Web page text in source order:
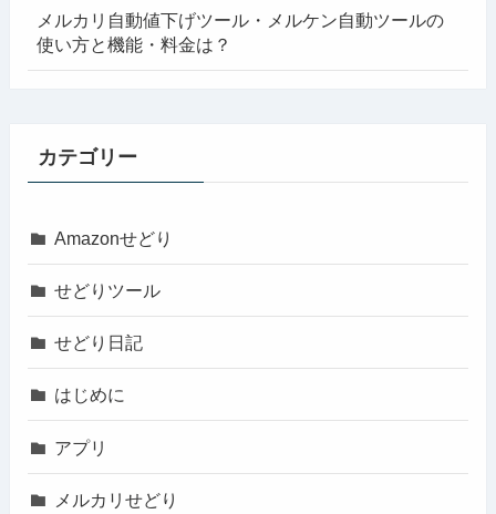
メルカリ自動値下げツール・メルケン自動ツールの
使い方と機能・料金は？
カテゴリー
Amazonせどり
せどりツール
せどり日記
はじめに
アプリ
メルカリせどり